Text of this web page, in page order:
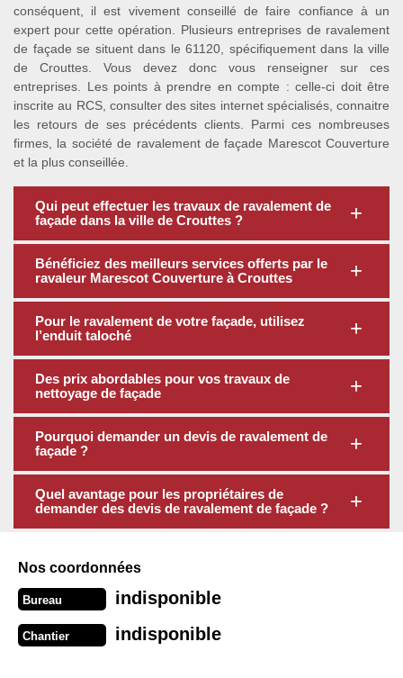
conséquent, il est vivement conseillé de faire confiance à un
expert pour cette opération. Plusieurs entreprises de ravalement
de façade se situent dans le 61120, spécifiquement dans la ville
de Crouttes. Vous devez donc vous renseigner sur ces
entreprises. Les points à prendre en compte : celle-ci doit être
inscrite au RCS, consulter des sites internet spécialisés, connaitre
les retours de ses précédents clients. Parmi ces nombreuses
firmes, la société de ravalement de façade Marescot Couverture
et la plus conseillée.
Qui peut effectuer les travaux de ravalement de
façade dans la ville de Crouttes ?
Bénéficiez des meilleurs services offerts par le
ravaleur Marescot Couverture à Crouttes
Pour le ravalement de votre façade, utilisez
l’enduit taloché
Des prix abordables pour vos travaux de
nettoyage de façade
Pourquoi demander un devis de ravalement de
façade ?
Quel avantage pour les propriétaires de
demander des devis de ravalement de façade ?
Nos coordonnées
Bureau indisponible
Chantier indisponible